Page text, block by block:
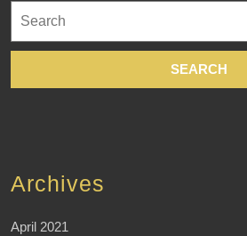
for:
Archives
April 2021